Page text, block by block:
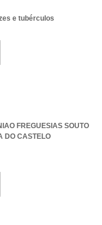
e tubérculos
FREGUESIAS SOUTO
DO CASTELO